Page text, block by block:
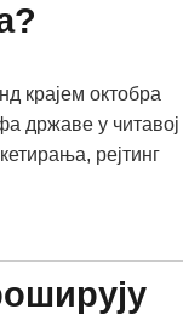
крајем октобра
државе у читавој
рејтинг